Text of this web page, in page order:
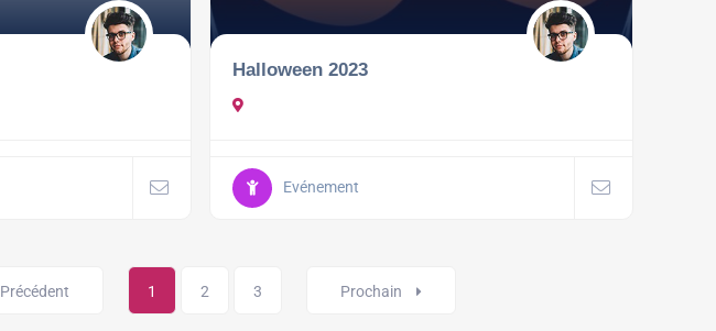
Halloween 2023
Evénement
Précédent 1 2 3 Prochain